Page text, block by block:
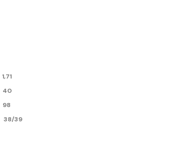
1,71
40
98
38/39